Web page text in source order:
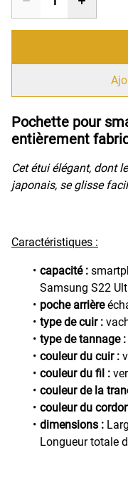
Pochette pour
entièrement
Cet étui élégant, dont
japonais, se glisse
Caractéristiques :
capacité :
Samsung S22
poche arrière
type de cuir :
type de tannage :
couleur du cuir :
couleur du fil :
couleur de la
couleur du
dimensions :
Longueur totale